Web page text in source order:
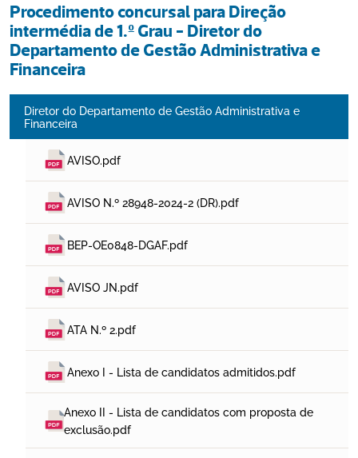
Procedimento concursal para Direção
intermédia de 1.º Grau - Diretor do
Departamento de Gestão Administrativa e
Financeira
Diretor do Departamento de Gestão Administrativa e
Financeira
AVISO.pdf
AVISO N.º 28948-2024-2 (DR).pdf
BEP-OE0848-DGAF.pdf
AVISO JN.pdf
ATA N.º 2.pdf
Anexo I - Lista de candidatos admitidos.pdf
Anexo II - Lista de candidatos com proposta de
exclusão.pdf